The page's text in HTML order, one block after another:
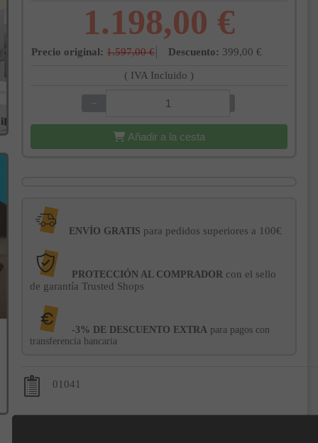
1.198,00 €
Precio original: 1.597,00 € Descuento: 399,00 €
( IVA Incluido )
−
Añadir a la cesta
ENVÍO GRATIS para pedidos superiores a 100€
PROTECCIÓN AL COMPRADOR con el sello
de garantía Trusted Shops
-3% DE DESCUENTO EXTRA para pagos con
transferencia bancaria
01041